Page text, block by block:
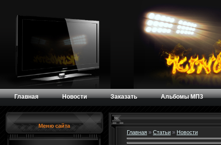
Главная Новости Заказать Альбомы МП3
Меню сайта
Главная » Статьи » Новости